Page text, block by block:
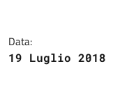
Data:
19 Luglio 2018